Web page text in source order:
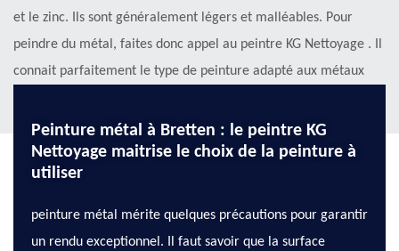
et le zinc. Ils sont généralement légers et malléables. Pour
peindre du métal, faites donc appel au peintre KG Nettoyage . Il
connait parfaitement le type de peinture adapté aux métaux
Peinture métal à Bretten : le peintre KG
Nettoyage maitrise le choix de la peinture à
utiliser
peinture métal mérite quelques précautions pour garantir
un rendu exceptionnel. Il faut savoir que la surface